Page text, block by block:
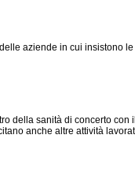
aziende in cui insistono
della sanità di concerto con
anche altre attività